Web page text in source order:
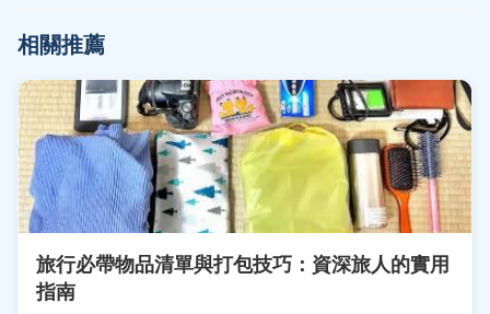
相關推薦
旅行必帶物品清單與打包技巧：資深旅人的實用
指南